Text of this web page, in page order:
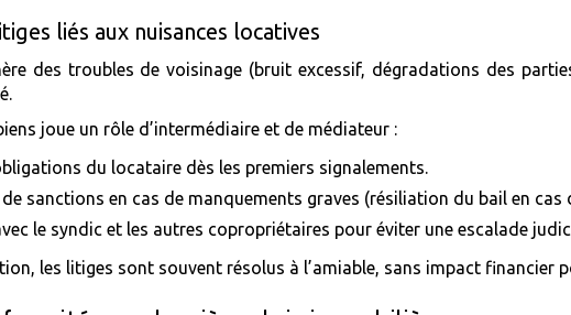
liés aux nuisances locatives
des troubles de voisinage (bruit excessif, dégradations des
joue un rôle d’intermédiaire et de médiateur :
du locataire dès les premiers signalements.
de sanctions en cas de manquements graves (résiliation du bail en
le syndic et les autres copropriétaires pour éviter une escalade
les litiges sont souvent résolus à l’amiable, sans impact financier